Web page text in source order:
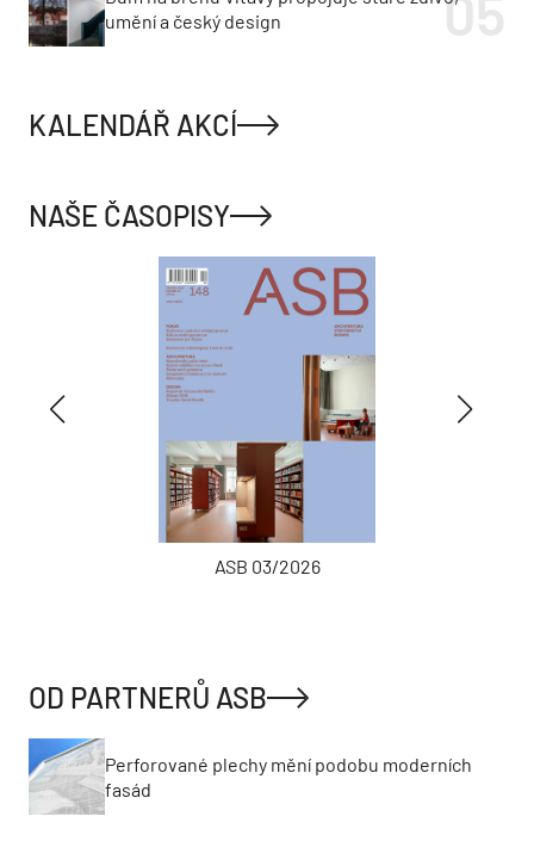
umění a český design
KALENDÁŘ AKCÍ
NAŠE ČASOPISY
ASB 03/2026
OD PARTNERŮ ASB
Perforované plechy mění podobu moderních
fasád